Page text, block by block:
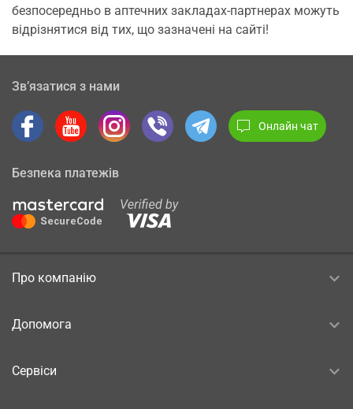
безпосередньо в аптечних закладах-партнерах можуть
відрізнятися від тих, що зазначені на сайті!
Зв’язатися з нами
Онлайн чат
Безпека платежів
Про компанію
Допомога
Сервіси